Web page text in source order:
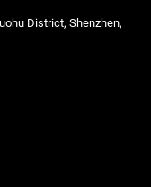
District, Shenzhen,